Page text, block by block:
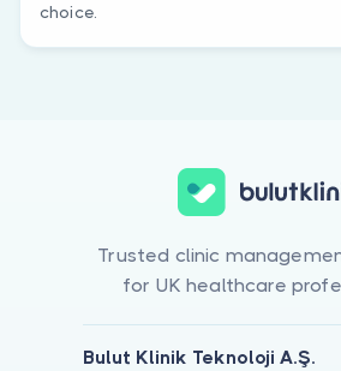
choice.
Trusted clinic
for UK healthcare
Bulut Klinik Teknoloji A.Ş.